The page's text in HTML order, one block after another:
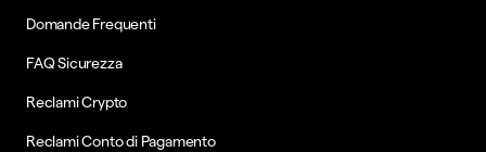
Domande Frequenti
FAQ Sicurezza
Reclami Crypto
Reclami Conto di Pagamento